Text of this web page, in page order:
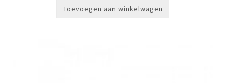
Toevoegen aan winkelwagen